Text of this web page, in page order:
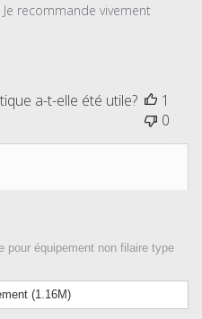
recommande vivement
a-t-elle été utile?
1
0
pour équipement non filaire type
(1.16M)